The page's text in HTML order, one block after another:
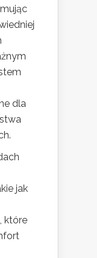
dla
jak
które